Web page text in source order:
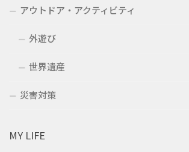
アウトドア・アクティビティ
外遊び
世界遺産
災害対策
MY LIFE